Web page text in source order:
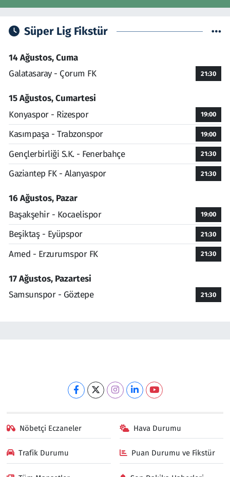
Süper Lig Fikstür
14 Ağustos, Cuma
Galatasaray - Çorum FK
21:30
15 Ağustos, Cumartesi
Konyaspor - Rizespor
19:00
Kasımpaşa - Trabzonspor 19:00
Gençlerbirliği S.K. - Fenerbahçe 21:30
Gaziantep FK - Alanyaspor 21:30
16 Ağustos, Pazar
Başakşehir - Kocaelispor
19:00
Beşiktaş - Eyüpspor 21:30
Amed - Erzurumspor FK 21:30
17 Ağustos, Pazartesi
Samsunspor - Göztepe
21:30
Nöbetçi Eczaneler Hava Durumu
Trafik Durumu Puan Durumu ve Fikstür